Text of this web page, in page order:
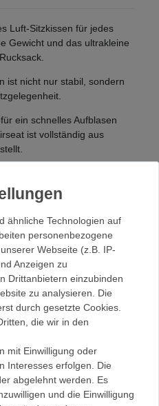
Luft-Sitzkissen für jedes
Gewicht und das ultrakleine
ist nicht nur stabil, sondern
ein schnelles Aufblasen
ist vollständig aus
und komfortabel
hergestellt
50 D Trikot Polyester, TPU
Tex® 100 zertifiziert, PFAS-
TPU Polyether Film
ähnliche Technologien auf
personenbezogene
Webseite (z.B. IP-
Anzeigen zu
Drittanbietern einzubinden
zu analysieren. Die
durch gesetzte Cookies.
die wir in den
mit Einwilligung oder
Interesses erfolgen. Die
abgelehnt werden. Es
und die Einwilligung